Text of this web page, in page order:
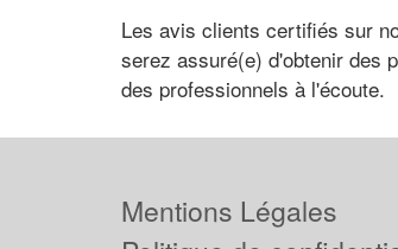
Les avis clients certifiés sur
serez assuré(e) d'obtenir des
des professionnels à l'écoute.
Mentions Légales